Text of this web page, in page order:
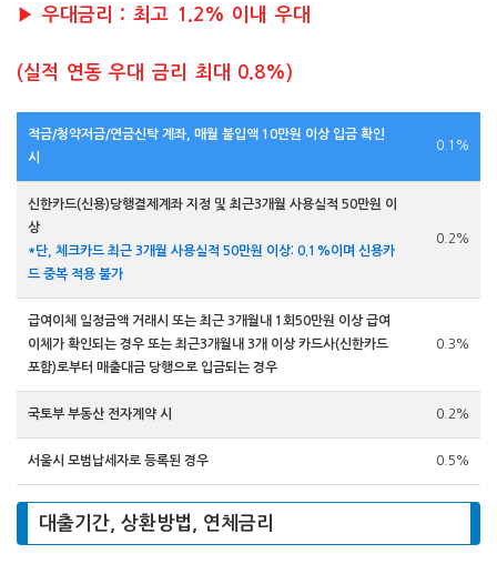
▶ 우대금리 : 최고 1.2% 이내 우대
(실적 연동 우대 금리 최대 0.8%)
적금/청약저금/연금신탁 계좌, 매월 불입액 10만원 이상 입금 확인
시
0.1%
신한카드(신용)당행결제계좌 지정 및 최근3개월 사용실적 50만원 이
상
*단, 체크카드 최근 3개월 사용실적 50만원 이상: 0.1%이며 신용카
드 중복 적용 불가
0.2%
급여이체 일정금액 거래시 또는 최근 3개월내 1회50만원 이상 급여
이체가 확인되는 경우 또는 최근3개월내 3개 이상 카드사(신한카드
포함)로부터 매출대금 당행으로 입금되는 경우
0.3%
국토부 부동산 전자계약 시 0.2%
서울시 모범납세자로 등록된 경우 0.5%
대출기간, 상환방법, 연체금리